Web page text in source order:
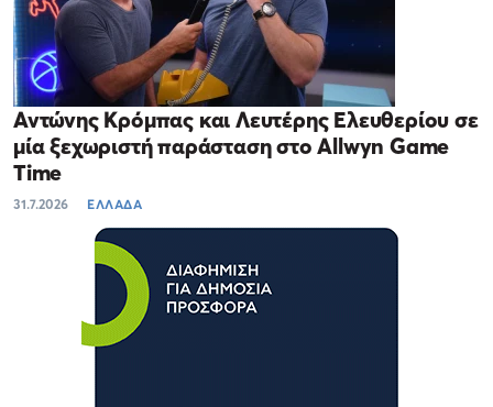
Αντώνης Κρόμπας και Λευτέρης Ελευθερίου σε
μία ξεχωριστή παράσταση στο Allwyn Game
Time
31.7.2026 ΕΛΛΑΔΑ